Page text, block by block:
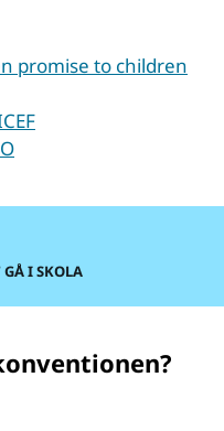
promise to children
GÅ I SKOLA